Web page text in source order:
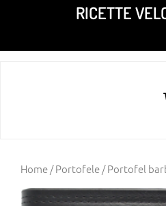
content
RICETTE
Home/Portofele/ Portofel